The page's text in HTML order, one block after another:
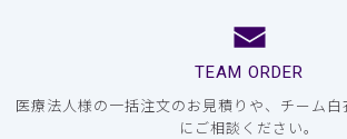
TEAM ORDER
医療法人様の一括注文のお見積りや、チーム
にご相談ください。